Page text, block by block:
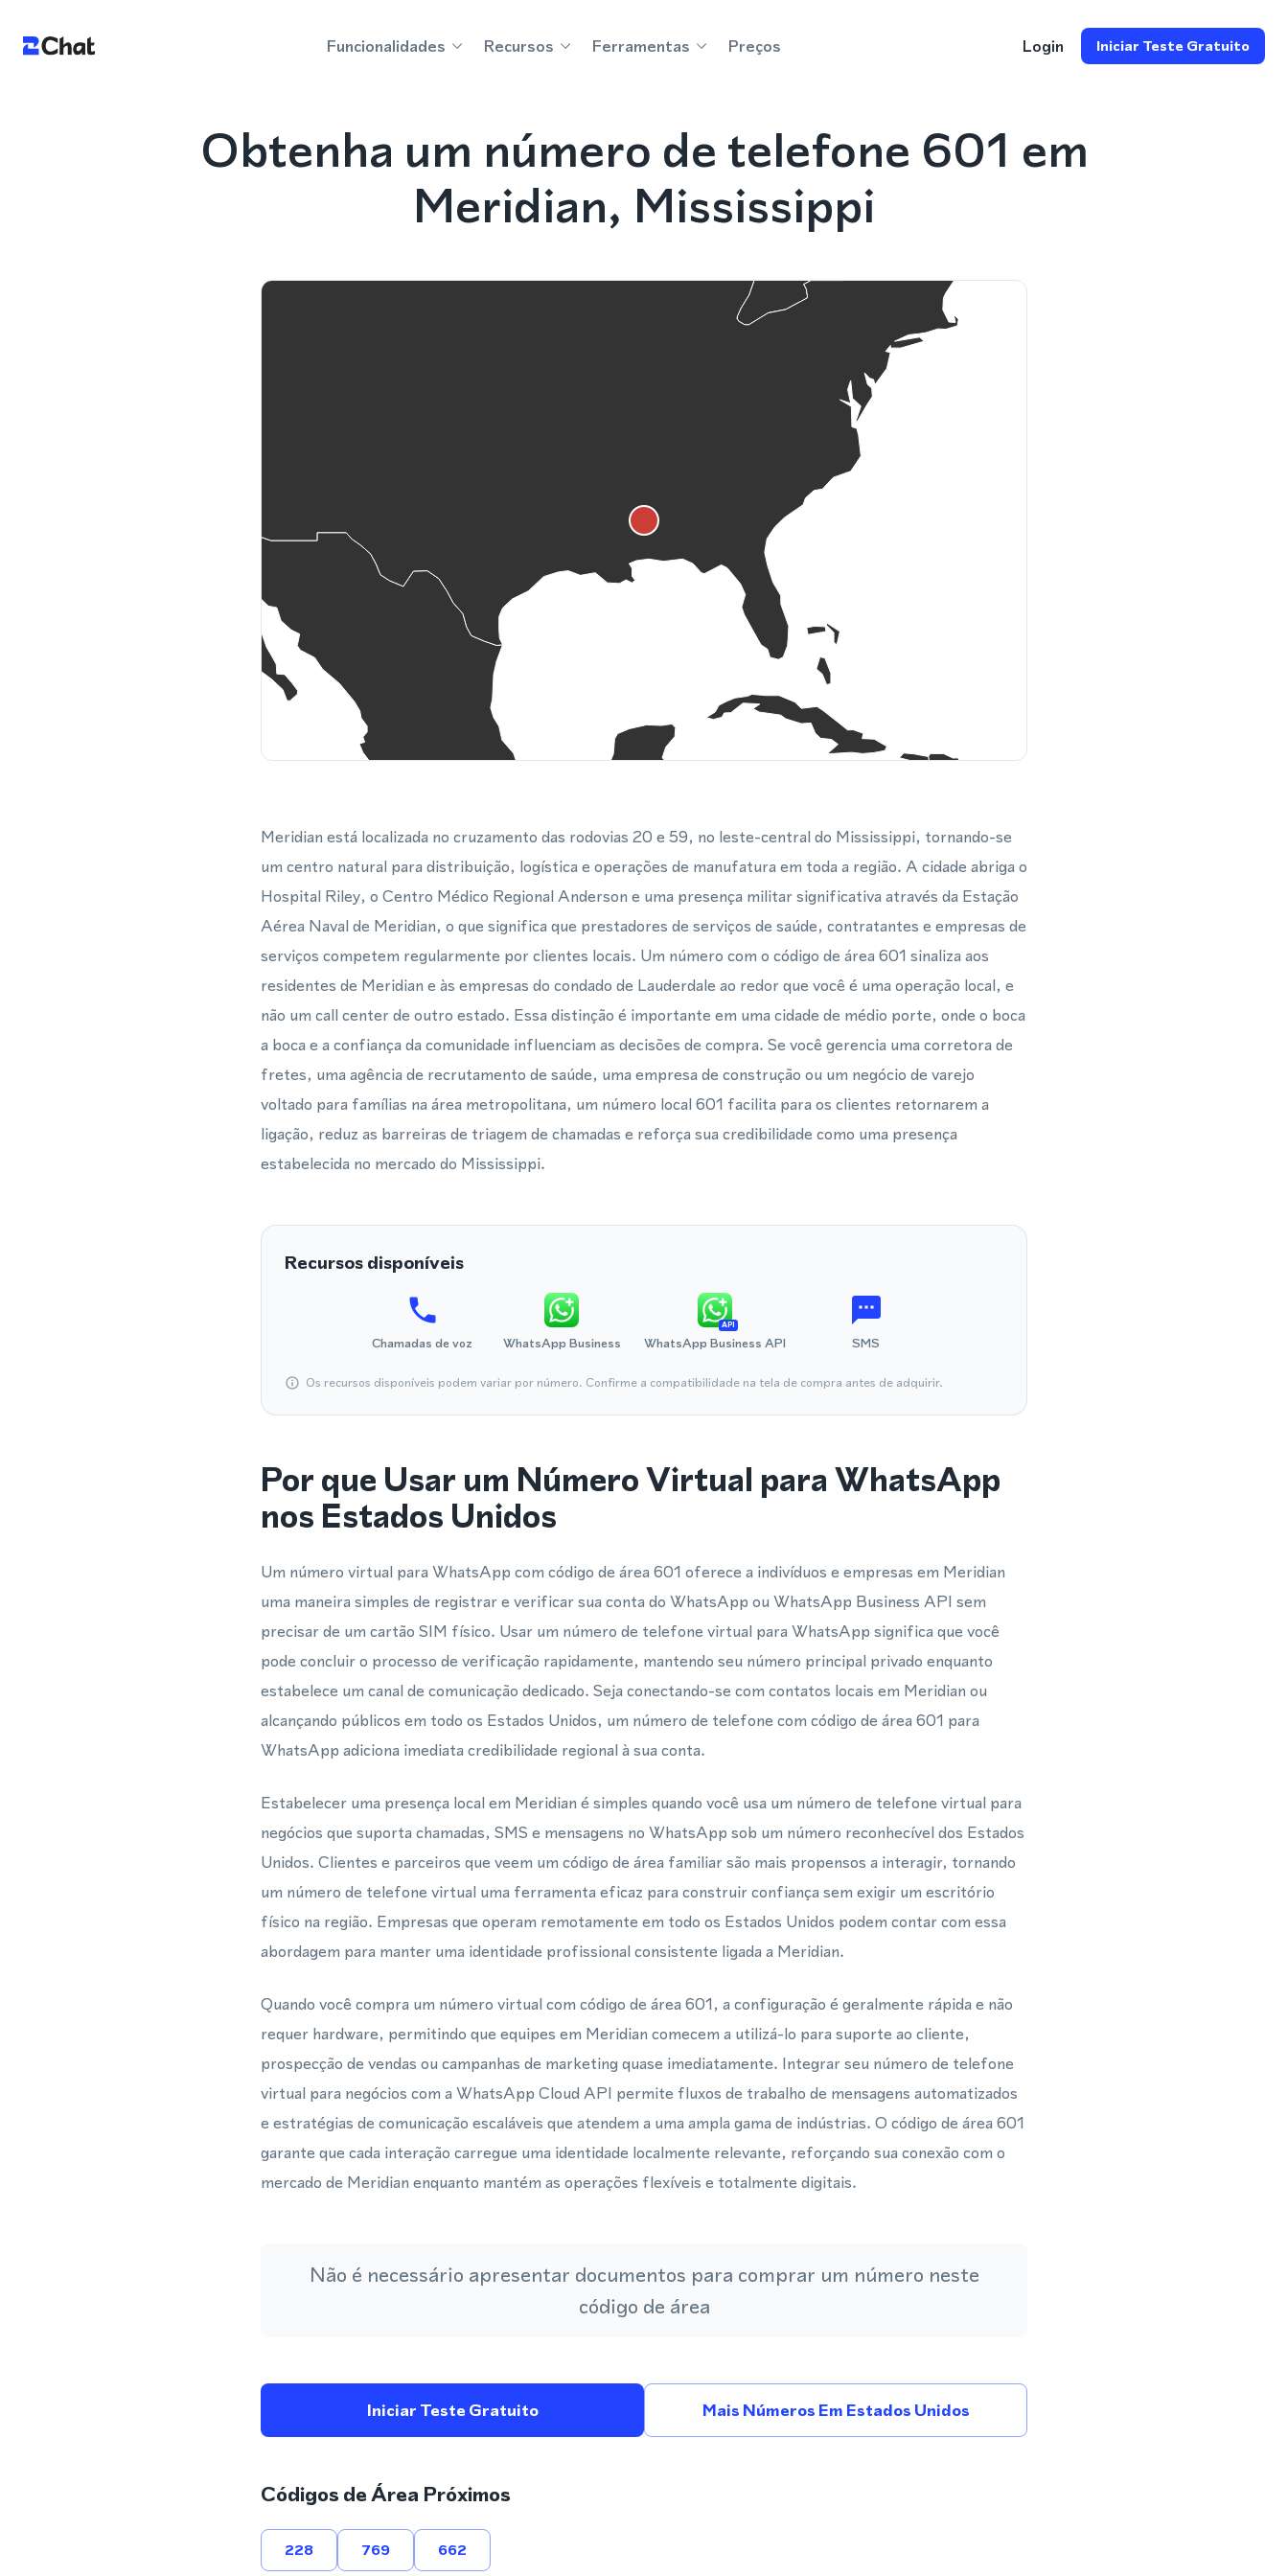
Funcionalidades Recursos Ferramentas Preços Login Iniciar Teste Gratuito
Obtenha um número de telefone 601 em
Meridian, Mississippi
Meridian está localizada no cruzamento das rodovias 20 e 59, no leste-central do Mississippi, tornando-se
um centro natural para distribuição, logística e operações de manufatura em toda a região. A cidade abriga o
Hospital Riley, o Centro Médico Regional Anderson e uma presença militar significativa através da Estação
Aérea Naval de Meridian, o que significa que prestadores de serviços de saúde, contratantes e empresas de
serviços competem regularmente por clientes locais. Um número com o código de área 601 sinaliza aos
residentes de Meridian e às empresas do condado de Lauderdale ao redor que você é uma operação local, e
não um call center de outro estado. Essa distinção é importante em uma cidade de médio porte, onde o boca
a boca e a confiança da comunidade influenciam as decisões de compra. Se você gerencia uma corretora de
fretes, uma agência de recrutamento de saúde, uma empresa de construção ou um negócio de varejo
voltado para famílias na área metropolitana, um número local 601 facilita para os clientes retornarem a
ligação, reduz as barreiras de triagem de chamadas e reforça sua credibilidade como uma presença
estabelecida no mercado do Mississippi.
Recursos disponíveis
Chamadas de voz WhatsApp Business
API
WhatsApp Business API SMS
Os recursos disponíveis podem variar por número. Confirme a compatibilidade na tela de compra antes de adquirir.
Por que Usar um Número Virtual para WhatsApp
nos Estados Unidos
Um número virtual para WhatsApp com código de área 601 oferece a indivíduos e empresas em Meridian
uma maneira simples de registrar e verificar sua conta do WhatsApp ou WhatsApp Business API sem
precisar de um cartão SIM físico. Usar um número de telefone virtual para WhatsApp significa que você
pode concluir o processo de verificação rapidamente, mantendo seu número principal privado enquanto
estabelece um canal de comunicação dedicado. Seja conectando-se com contatos locais em Meridian ou
alcançando públicos em todo os Estados Unidos, um número de telefone com código de área 601 para
WhatsApp adiciona imediata credibilidade regional à sua conta.
Estabelecer uma presença local em Meridian é simples quando você usa um número de telefone virtual para
negócios que suporta chamadas, SMS e mensagens no WhatsApp sob um número reconhecível dos Estados
Unidos. Clientes e parceiros que veem um código de área familiar são mais propensos a interagir, tornando
um número de telefone virtual uma ferramenta eficaz para construir confiança sem exigir um escritório
físico na região. Empresas que operam remotamente em todo os Estados Unidos podem contar com essa
abordagem para manter uma identidade profissional consistente ligada a Meridian.
Quando você compra um número virtual com código de área 601, a configuração é geralmente rápida e não
requer hardware, permitindo que equipes em Meridian comecem a utilizá-lo para suporte ao cliente,
prospecção de vendas ou campanhas de marketing quase imediatamente. Integrar seu número de telefone
virtual para negócios com a WhatsApp Cloud API permite fluxos de trabalho de mensagens automatizados
e estratégias de comunicação escaláveis que atendem a uma ampla gama de indústrias. O código de área 601
garante que cada interação carregue uma identidade localmente relevante, reforçando sua conexão com o
mercado de Meridian enquanto mantém as operações flexíveis e totalmente digitais.
Não é necessário apresentar documentos para comprar um número neste
código de área
Iniciar Teste Gratuito Mais Números Em Estados Unidos
Códigos de Área Próximos
228 769 662